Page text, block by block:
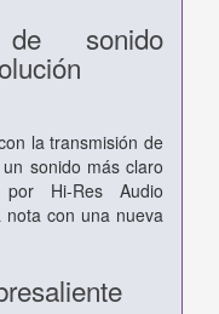
sonido
la transmisión de
sonido más claro
Hi-Res Audio
con una nueva